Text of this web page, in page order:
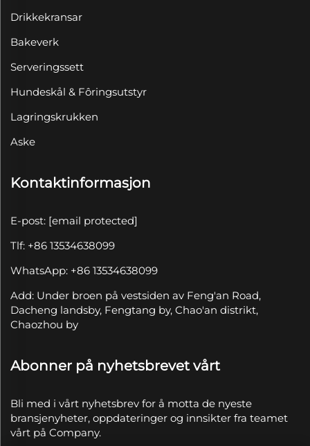
Drikkekransar
Bakeverk
Serveringssett
Hundeskål & Fôringsutstyr
Lagringskrukken
Aske
Kontaktinformasjon
E-post: [email protected]
Tlf: +86 13534638099
WhatsApp: +86 13534638099
Add: Under broen på vestsiden av Feng'an Road,
Dacheng landsby, Fengtang by, Chao'an distrikt,
Chaozhou by
Abonner på nyhetsbrevet vårt
Bli med i vårt nyhetsbrev for å motta de nyeste
bransjenyheter, oppdateringer og innsikter fra teamet
vårt på Company.